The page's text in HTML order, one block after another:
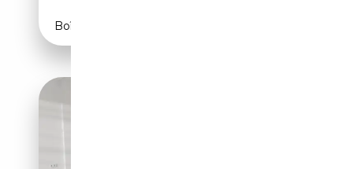
Boîte automatique